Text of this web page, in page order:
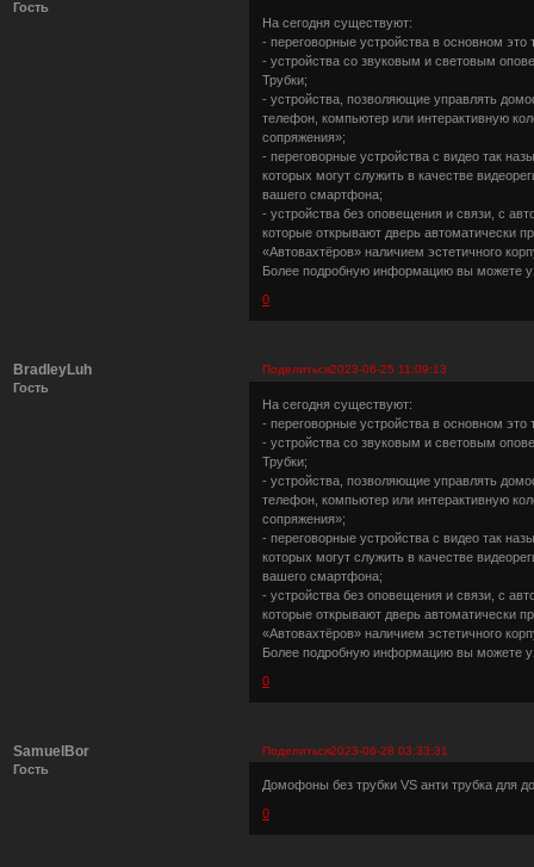
Гость
На сегодня существуют:
- переговорные устройства в основном
- устройства со звуковым и световым
Трубки;
- устройства, позволяющие управлять
телефон, компьютер или интерактивную
сопряжения»;
- переговорные устройства с видео так
которых могут служить в качестве
вашего смартфона;
- устройства без оповещения и связи, с
которые открывают дверь автоматически
«Автовахтёров» наличием эстетичного
Более подробную информацию вы можете
0
Поделиться2023-06-25 11:09:13
BradleyLuh
Гость
На сегодня существуют:
- переговорные устройства в основном
- устройства со звуковым и световым
Трубки;
- устройства, позволяющие управлять
телефон, компьютер или интерактивную
сопряжения»;
- переговорные устройства с видео так
которых могут служить в качестве
вашего смартфона;
- устройства без оповещения и связи, с
которые открывают дверь автоматически
«Автовахтёров» наличием эстетичного
Более подробную информацию вы можете
0
Поделиться2023-06-28 03:33:31
SamuelBor
Гость
Домофоны без трубки VS анти трубка для
0